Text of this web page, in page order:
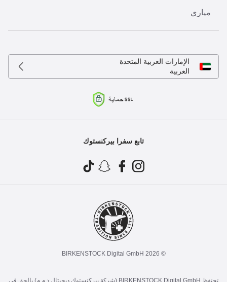
مياري
الإمارات العربية المتحدة
العربية
تابع سفرا بيركنستوك
© 2026 BIRKENSTOCK Digital GmbH
تحتفظ BIRKENSTOCK Digital GmbH (شركة بيركنستوك ديجيتال ذ.م.م) بالحق في